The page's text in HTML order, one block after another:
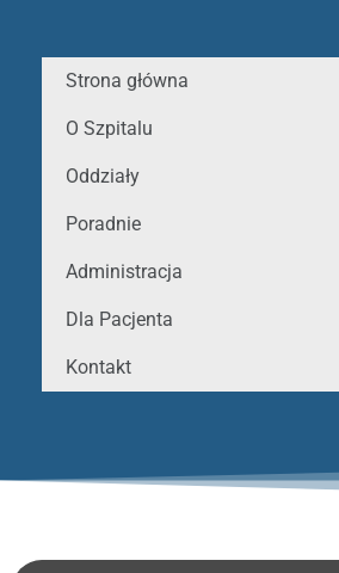
Strona główna
O Szpitalu
Oddziały
Poradnie
Administracja
Dla Pacjenta
Kontakt